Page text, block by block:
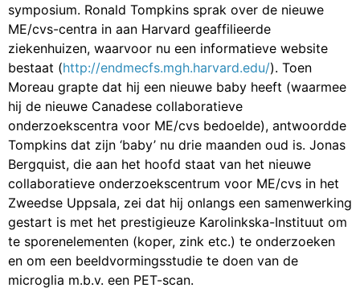
symposium. Ronald Tompkins sprak over de nieuwe
ME/cvs-centra in aan Harvard geaffilieerde
ziekenhuizen, waarvoor nu een informatieve website
bestaat (http://endmecfs.mgh.harvard.edu/). Toen
Moreau grapte dat hij een nieuwe baby heeft (waarmee
hij de nieuwe Canadese collaboratieve
onderzoekscentra voor ME/cvs bedoelde), antwoordde
Tompkins dat zijn ‘baby’ nu drie maanden oud is. Jonas
Bergquist, die aan het hoofd staat van het nieuwe
collaboratieve onderzoekscentrum voor ME/cvs in het
Zweedse Uppsala, zei dat hij onlangs een samenwerking
gestart is met het prestigieuze Karolinkska-Instituut om
te sporenelementen (koper, zink etc.) te onderzoeken
en om een beeldvormingsstudie te doen van de
microglia m.b.v. een PET-scan.